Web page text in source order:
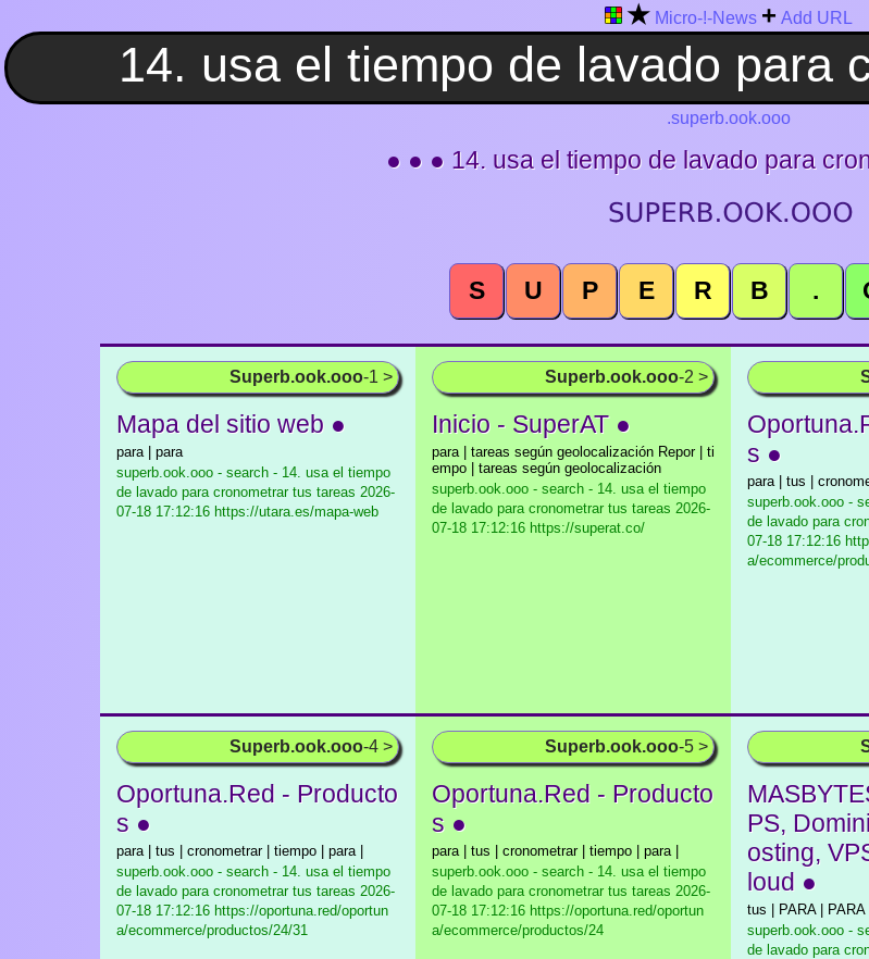
★ Micro-!-News + Add URL
.superb.ook.ooo
● ● ● 14. usa el tiempo de lavado para
S U P E R B .
Superb.ook.ooo-1 >
Mapa del sitio web ●
para | para
superb.ook.ooo - search - 14. usa el tiempo
de lavado para cronometrar tus tareas 2026-
07-18 17:12:16 https://utara.es/mapa-web
Superb.ook.ooo-2 >
Inicio - SuperAT ●
para | tareas según geolocalización Repor | ti
empo | tareas según geolocalización
superb.ook.ooo - search - 14. usa el tiempo
de lavado para cronometrar tus tareas 2026-
07-18 17:12:16 https://superat.co/
s ●
para | tus |
superb.ook.ooo -
de lavado para
07-18 17:12:16
a/ecommerce/
Superb.ook.ooo-4 >
Oportuna.Red - Producto
s ●
para | tus | cronometrar | tiempo | para |
superb.ook.ooo - search - 14. usa el tiempo
de lavado para cronometrar tus tareas 2026-
07-18 17:12:16 https://oportuna.red/oportun
a/ecommerce/productos/24/31
Superb.ook.ooo-5 >
Oportuna.Red - Producto
s ●
para | tus | cronometrar | tiempo | para |
superb.ook.ooo - search - 14. usa el tiempo
de lavado para cronometrar tus tareas 2026-
07-18 17:12:16 https://oportuna.red/oportun
a/ecommerce/productos/24
PS,
osting,
loud ●
tus | PARA | PARA
superb.ook.ooo -
de lavado para